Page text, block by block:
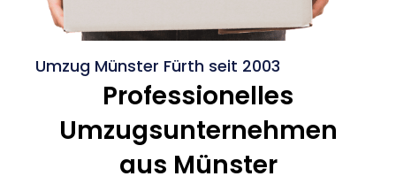
Umzug Münster Fürth seit 2003
Professionelles
Umzugsunternehmen
aus Münster